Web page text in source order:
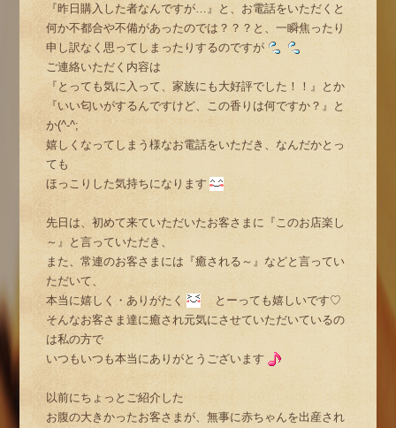
『昨日購入した者なんですが…』と、お電話をいただくと
何か不都合や不備があったのでは？？？と、一瞬焦ったり
申し訳なく思ってしまったりするのですが
ご連絡いただく内容は
『とっても気に入って、家族にも大好評でした！！』とか
『いい匂いがするんですけど、この香りは何ですか？』と
か(^-^;
嬉しくなってしまう様なお電話をいただき、なんだかとっ
ても
ほっこりした気持ちになります
先日は、初めて来ていただいたお客さまに『このお店楽し
～』と言っていただき、
また、常連のお客さまには『癒される～』などと言ってい
ただいて、
本当に嬉しく・ありがたく
とーっても嬉しいです♡
そんなお客さま達に癒され元気にさせていただいているの
は私の方で
いつもいつも本当にありがとうございます
以前にちょっとご紹介した
お腹の大きかったお客さまが、無事に赤ちゃんを出産され